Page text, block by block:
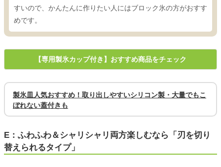
すいので、かんたんに作りたい人にはブロック氷の方がおすす
めです。
【専用製氷カップ付き】おすすめ商品をチェック
製氷皿人気おすすめ！取り出しやすいシリコン製・大量でもこ
ぼれない蓋付きも
E：ふわふわ＆シャリシャリ両方楽しむなら「刃を切り
替えられるタイプ」